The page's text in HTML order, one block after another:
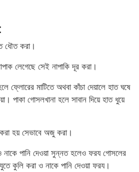
ধৌত করা।
লেগেছে সেই নাপাকি দূর করা।
ফ্লোরের মাটিতে অথবা কাঁচা দেয়ালে হাত ঘষে
পাকা গোসলখানা হলে সাবান দিয়ে হাত ধুয়ে
হয় সেভাবে অজু করা।
পানি দেওয়া সুন্নত হলেও ফরয গোসলের
কুলি করা ও নাকে পানি দেওয়া ফরয।